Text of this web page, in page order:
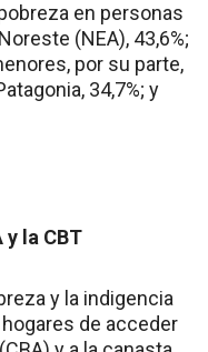
en personas
(NEA), 43,6%;
por su parte,
34,7%; y
y la CBT
y la indigencia
de acceder